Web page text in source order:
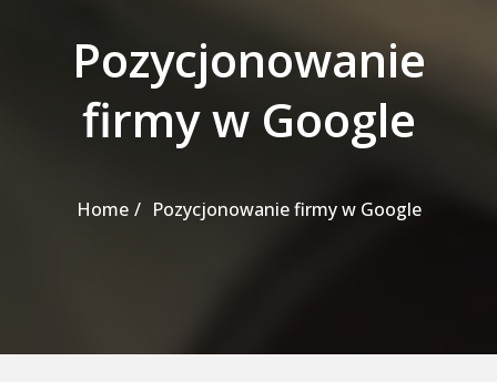
Pozycjonowanie
firmy w Google
Home Pozycjonowanie firmy w Google